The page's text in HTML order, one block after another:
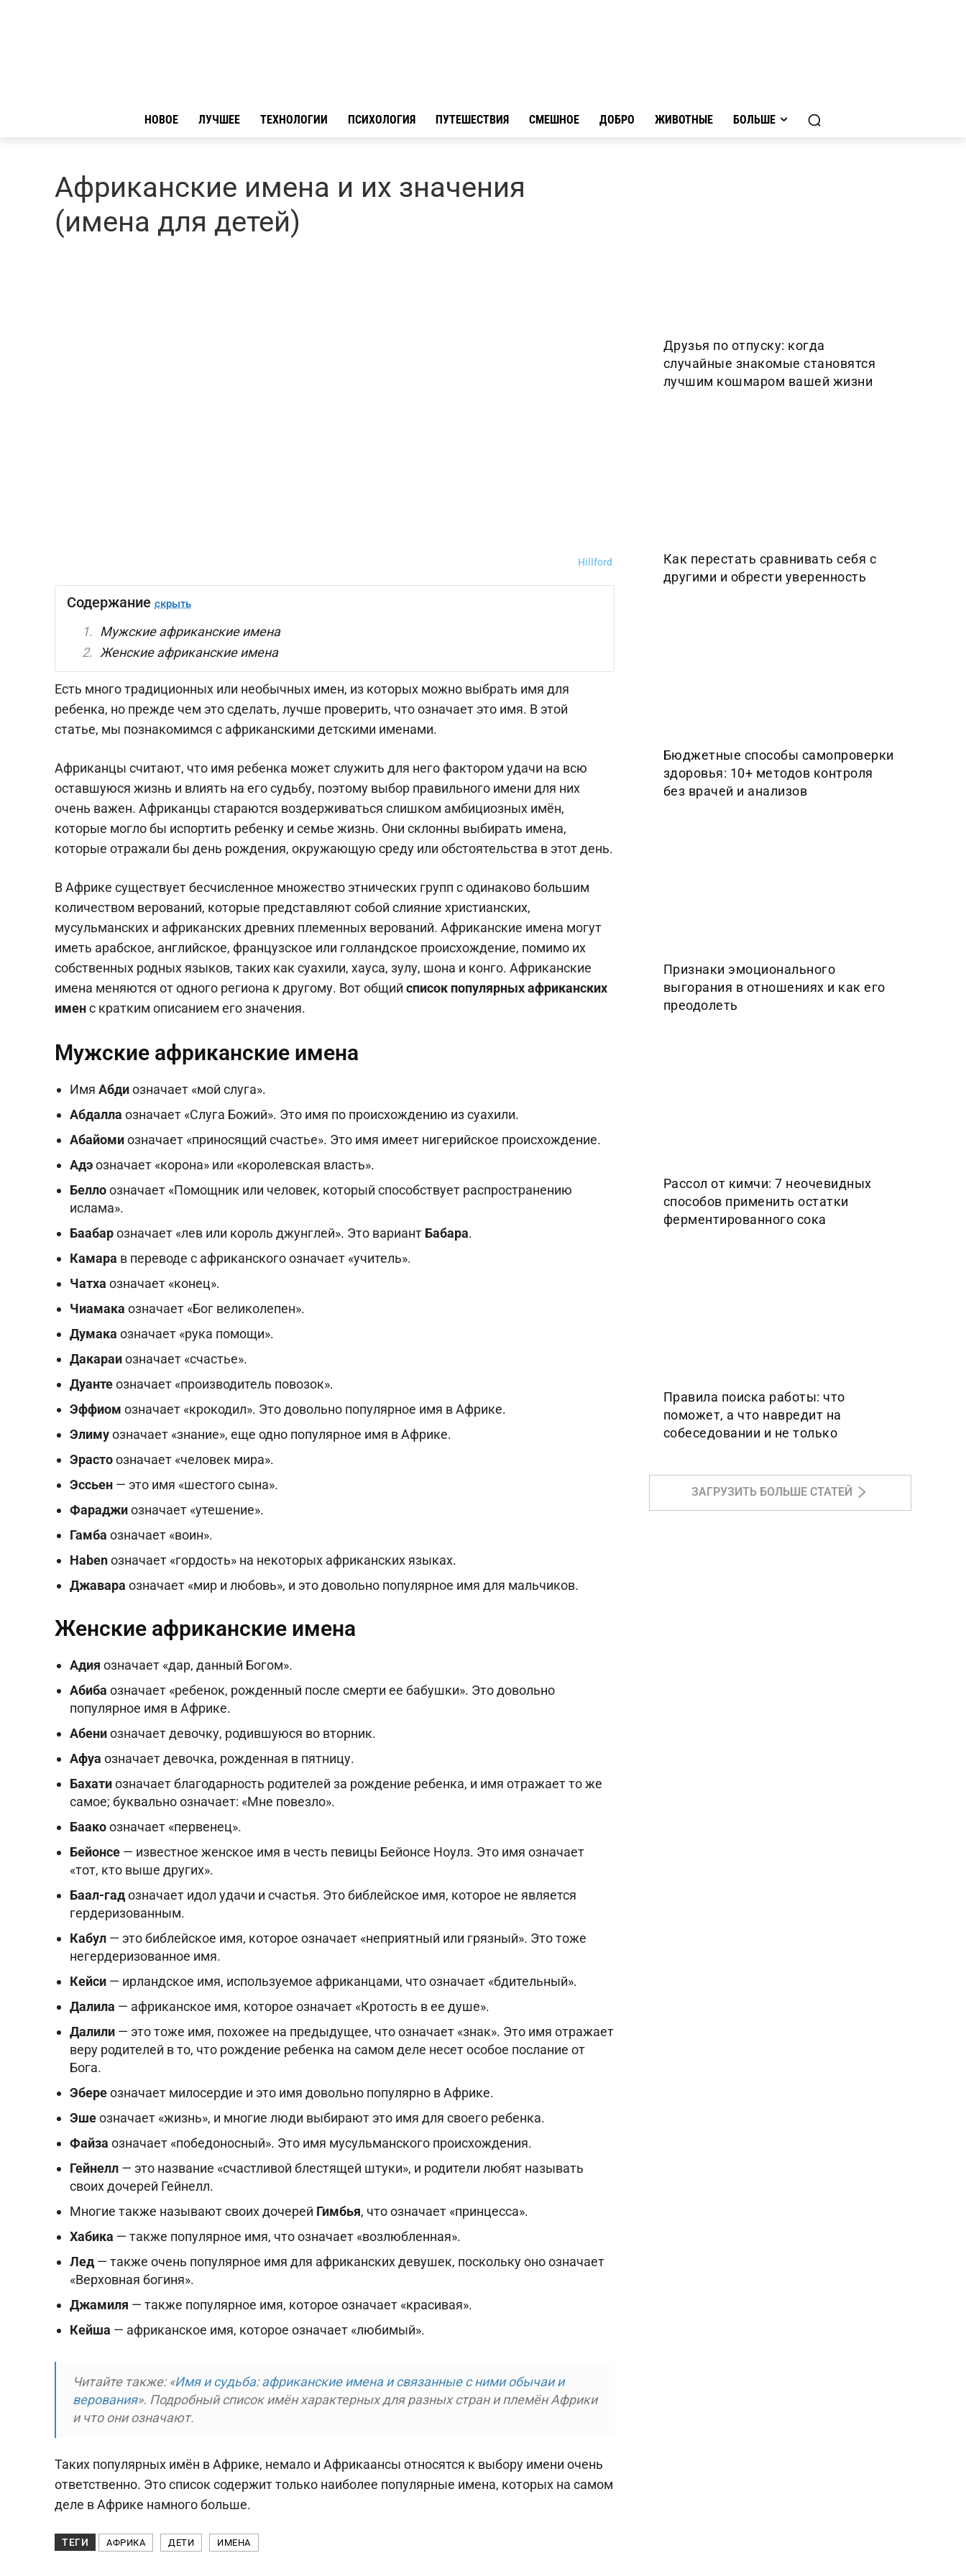
НОВОЕ ЛУЧШЕЕ ТЕХНОЛОГИИ ПСИХОЛОГИЯ ПУТЕШЕСТВИЯ СМЕШНОЕ ДОБРО ЖИВОТНЫЕ БОЛЬШЕ
Африканские имена и их значения
(имена для детей)
Hillford
Содержание скрыть
Мужские африканские имена
Женские африканские имена
Есть много традиционных или необычных имен, из которых можно выбрать имя для
ребенка, но прежде чем это сделать, лучше проверить, что означает это имя. В этой
статье, мы познакомимся с африканскими детскими именами.
Африканцы считают, что имя ребенка может служить для него фактором удачи на всю
оставшуюся жизнь и влиять на его судьбу, поэтому выбор правильного имени для них
очень важен. Африканцы стараются воздерживаться слишком амбициозных имён,
которые могло бы испортить ребенку и семье жизнь. Они склонны выбирать имена,
которые отражали бы день рождения, окружающую среду или обстоятельства в этот день.
В Африке существует бесчисленное множество этнических групп с одинаково большим
количеством верований, которые представляют собой слияние христианских,
мусульманских и африканских древних племенных верований. Африканские имена могут
иметь арабское, английское, французское или голландское происхождение, помимо их
собственных родных языков, таких как суахили, хауса, зулу, шона и конго. Африканские
имена меняются от одного региона к другому. Вот общий список популярных африканских
именс кратким описанием его значения.
Мужские африканские имена
Имя Абдиозначает «мой слуга».
Абдалла означает «Слуга Божий». Это имя по происхождению из суахили.
Абайомиозначает «приносящий счастье». Это имя имеет нигерийское происхождение.
Адэозначает «корона» или «королевская власть».
Беллоозначает «Помощник или человек, который способствует распространению
ислама».
Баабарозначает «лев или король джунглей». Это вариант Бабара.
Камара в переводе с африканского означает «учитель».
Чатха означает «конец».
Чиамака означает «Бог великолепен».
Думака означает «рука помощи».
Дакараиозначает «счастье».
Дуантеозначает «производитель повозок».
Эффиом означает «крокодил». Это довольно популярное имя в Африке.
Элимуозначает «знание», еще одно популярное имя в Африке.
Эрастоозначает «человек мира».
Эссьен — это имя «шестого сына».
Фараджиозначает «утешение».
Гамба означает «воин».
Habenозначает «гордость» на некоторых африканских языках.
Джавара означает «мир и любовь», и это довольно популярное имя для мальчиков.
Женские африканские имена
Адия означает «дар, данный Богом».
Абиба означает «ребенок, рожденный после смерти ее бабушки». Это довольно
популярное имя в Африке.
Абениозначает девочку, родившуюся во вторник.
Афуа означает девочка, рожденная в пятницу.
Бахатиозначает благодарность родителей за рождение ребенка, и имя отражает то же
самое; буквально означает: «Мне повезло».
Баакоозначает «первенец».
Бейонсе — известное женское имя в честь певицы Бейонсе Ноулз. Это имя означает
«тот, кто выше других».
Баал-гадозначает идол удачи и счастья. Это библейское имя, которое не является
гердеризованным.
Кабул — это библейское имя, которое означает «неприятный или грязный». Это тоже
негердеризованное имя.
Кейси — ирландское имя, используемое африканцами, что означает «бдительный».
Далила — африканское имя, которое означает «Кротость в ее душе».
Далили — это тоже имя, похожее на предыдущее, что означает «знак». Это имя отражает
веру родителей в то, что рождение ребенка на самом деле несет особое послание от
Бога.
Эбереозначает милосердие и это имя довольно популярно в Африке.
Эшеозначает «жизнь», и многие люди выбирают это имя для своего ребенка.
Файза означает «победоносный». Это имя мусульманского происхождения.
Гейнелл — это название «счастливой блестящей штуки», и родители любят называть
своих дочерей Гейнелл.
Многие также называют своих дочерей Гимбья, что означает «принцесса».
Хабика — также популярное имя, что означает «возлюбленная».
Лед — также очень популярное имя для африканских девушек, поскольку оно означает
«Верховная богиня».
Джамиля — также популярное имя, которое означает «красивая».
Кейша — африканское имя, которое означает «любимый».
Читайте также: «Имя и судьба: африканские имена и связанные с ними обычаи и
верования». Подробный список имён характерных для разных стран и племён Африки
и что они означают.
Таких популярных имён в Африке, немало и Африкаансы относятся к выбору имени очень
ответственно. Это список содержит только наиболее популярные имена, которых на самом
деле в Африке намного больше.
ТЕГИ АФРИКА ДЕТИ ИМЕНА
Друзья по отпуску: когда
случайные знакомые становятся
лучшим кошмаром вашей жизни
Как перестать сравнивать себя с
другими и обрести уверенность
Бюджетные способы самопроверки
здоровья: 10+ методов контроля
без врачей и анализов
Признаки эмоционального
выгорания в отношениях и как его
преодолеть
Рассол от кимчи: 7 неочевидных
способов применить остатки
ферментированного сока
Правила поиска работы: что
поможет, а что навредит на
собеседовании и не только
ЗАГРУЗИТЬ БОЛЬШЕ СТАТЕЙ